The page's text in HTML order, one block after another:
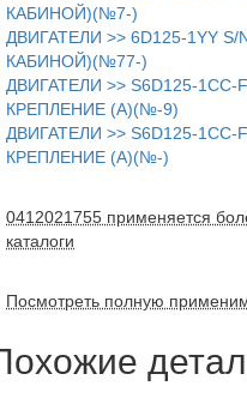
КАБИНОЙ)(№7-)
ДВИГАТЕЛИ >> 6D125-1YY
КАБИНОЙ)(№77-)
ДВИГАТЕЛИ >> S6D125-1CC-
КРЕПЛЕНИЕ (A)(№-9)
ДВИГАТЕЛИ >> S6D125-1CC-
КРЕПЛЕНИЕ (A)(№-)
0412021755 применяется
каталоги
Посмотреть полную